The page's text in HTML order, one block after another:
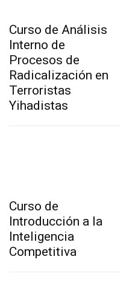
Curso de Análisis
Interno de
Procesos de
Radicalización en
Terroristas
Yihadistas
Curso de
Introducción a la
Inteligencia
Competitiva